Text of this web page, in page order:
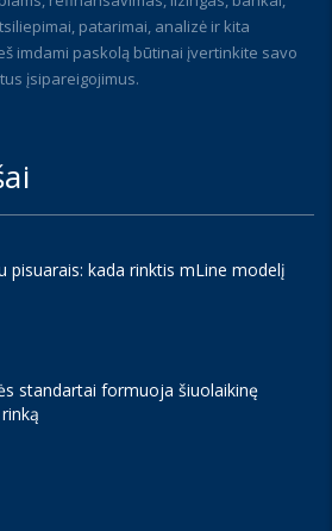
patarimai, analizė ir kita
imdami paskolą būtinai įvertinkite savo
įsipareigojimus.
pisuarais: kada rinktis mLine modelį
standartai formuoja šiuolaikinę